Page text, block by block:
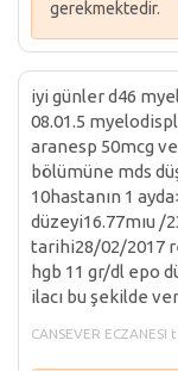
gerekmektedir.
iyi günler d46
08.01.5
aranesp 50mcg
bölümüne mds
10hastanın 1
düzeyi16.77mıu /
tarihi28/02/2017
hgb 11 gr/dl epo
ilacı bu şekilde
CANSEVER